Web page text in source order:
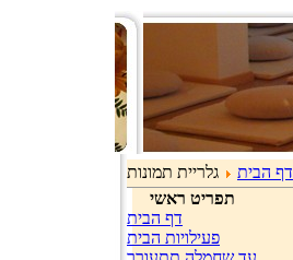
דף הבית
גלריית תמונות
תפריט ראשי
דף הבית
פעילויות הבית